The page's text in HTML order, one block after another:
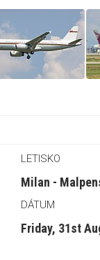
LETISKO
Milan -
DÁTUM
Friday, 31st